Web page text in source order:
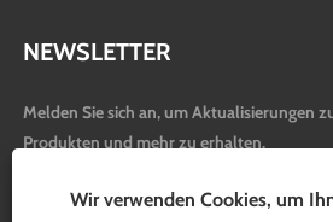
NEWSLETTER
Melden Sie sich an, um Aktualisierungen
Produkten und mehr zu erhalten.
Wir verwenden Cookies, um